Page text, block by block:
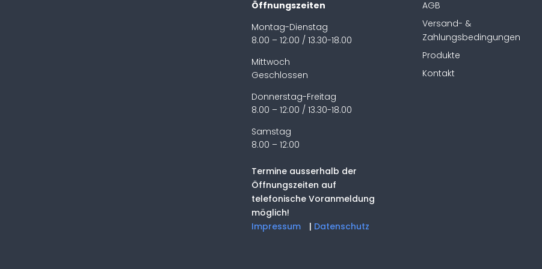
Öffnungszeiten
Montag-Dienstag
8.00 – 12:00 / 13.30-18.00
Mittwoch
Geschlossen
Donnerstag-Freitag
8.00 – 12:00 / 13.30-18.00
Samstag
8.00 – 12:00
Termine ausserhalb der
Öffnungszeiten auf
telefonische Voranmeldung
möglich!
Impressum
| Datenschutz
AGB
Versand- &
Zahlungsbedingungen
Produkte
Kontakt